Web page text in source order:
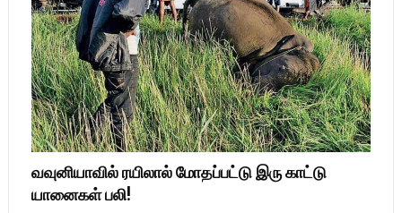
வவுனியாவில் ரயிலால் மோதப்பட்டு இரு காட்டு
யானைகள் பலி!